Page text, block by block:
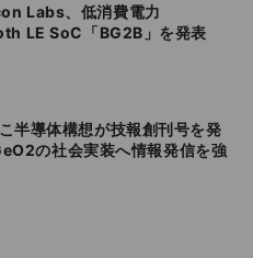
LE SoC「BG2B」を発表
の社会実装へ情報発信を強